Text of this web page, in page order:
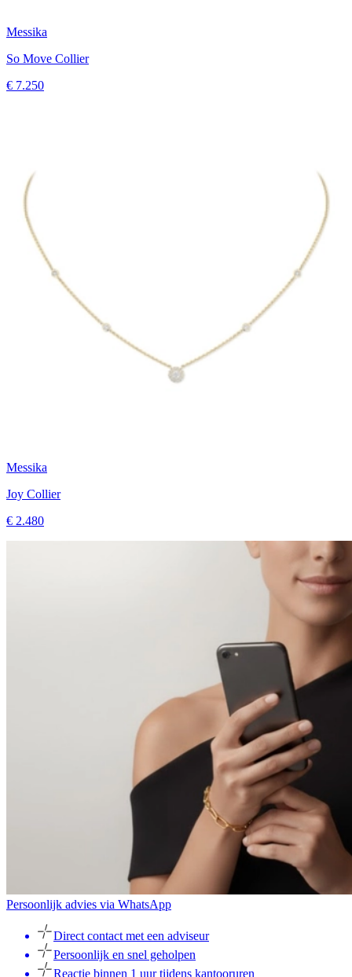
Messika
So Move Collier
€ 7.250
Messika
Joy Collier
€ 2.480
Persoonlijk advies via WhatsApp
Direct contact met een adviseur
Persoonlijk en snel geholpen
Reactie binnen 1 uur tijdens kantooruren